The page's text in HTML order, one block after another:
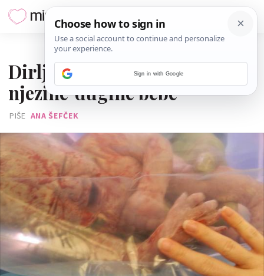
Dirljiv prvi trenutak mame i
njezine 'dugine bebe'
PIŠE ANA ŠEFČEK
Sign in with Google